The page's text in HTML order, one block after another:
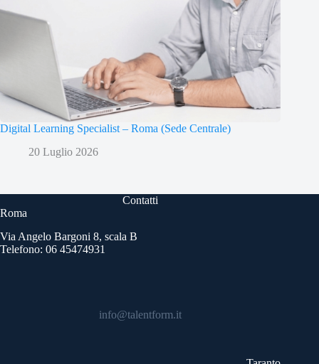
Digital Learning Specialist – Roma (Sede Centrale)
20 Luglio 2026
Contatti
Roma
Via Angelo Bargoni 8, scala B
Telefono: 06 45474931
info@talentform.it